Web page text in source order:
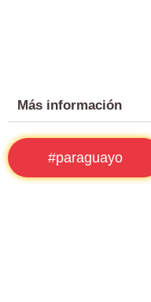
Más información
#paraguayo